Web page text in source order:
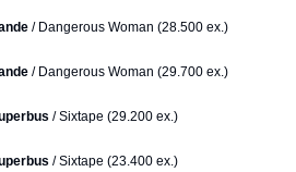
/ Dangerous Woman (28.500 ex.)
/ Dangerous Woman (29.700 ex.)
/ Sixtape (29.200 ex.)
/ Sixtape (23.400 ex.)